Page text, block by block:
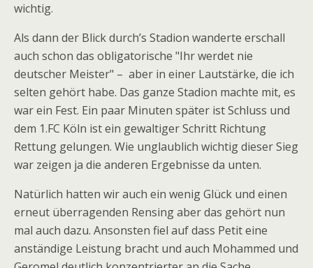
wichtig.
Als dann der Blick durch’s Stadion wanderte erschall
auch schon das obligatorische "Ihr werdet nie
deutscher Meister" – aber in einer Lautstärke, die ich
selten gehört habe. Das ganze Stadion machte mit, es
war ein Fest. Ein paar Minuten später ist Schluss und
dem 1.FC Köln ist ein gewaltiger Schritt Richtung
Rettung gelungen. Wie unglaublich wichtig dieser Sieg
war zeigen ja die anderen Ergebnisse da unten.
Natürlich hatten wir auch ein wenig Glück und einen
erneut überragenden Rensing aber das gehört nun
mal auch dazu. Ansonsten fiel auf dass Petit eine
anständige Leistung bracht und auch Mohammed und